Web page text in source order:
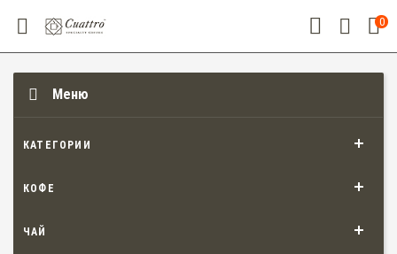
0
Меню
КАТЕГОРИИ
КОФЕ
ЧАЙ